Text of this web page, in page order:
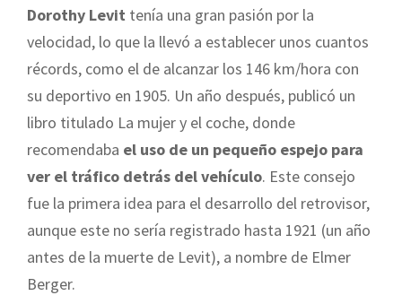
Dorothy Levit tenía una gran pasión por la
velocidad, lo que la llevó a establecer unos cuantos
récords, como el de alcanzar los 146 km/hora con
su deportivo en 1905. Un año después, publicó un
libro titulado La mujer y el coche, donde
recomendaba el uso de un pequeño espejo para
ver el tráfico detrás del vehículo. Este consejo
fue la primera idea para el desarrollo del retrovisor,
aunque este no sería registrado hasta 1921 (un año
antes de la muerte de Levit), a nombre de Elmer
Berger.